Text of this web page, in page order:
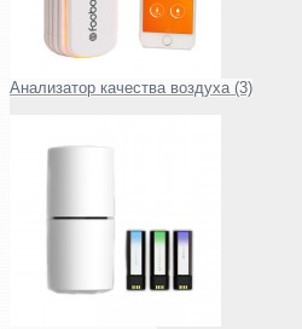
Анализатор качества воздуха (3)